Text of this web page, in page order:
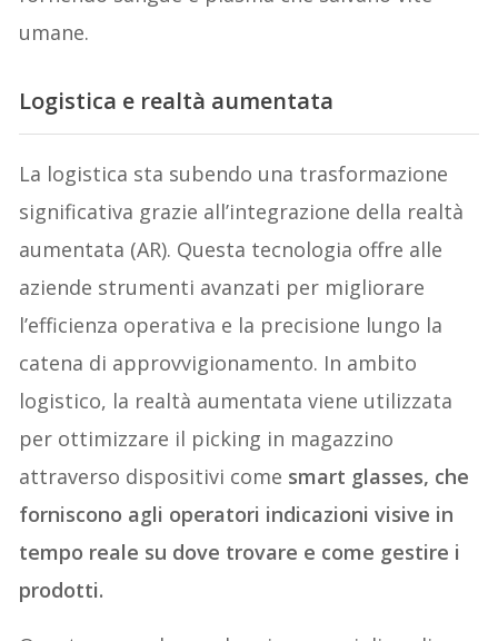
umane.
Logistica e realtà aumentata
La logistica sta subendo una trasformazione
significativa grazie all’integrazione della realtà
aumentata (AR). Questa tecnologia offre alle
aziende strumenti avanzati per migliorare
l’efficienza operativa e la precisione lungo la
catena di approvvigionamento. In ambito
logistico, la realtà aumentata viene utilizzata
per ottimizzare il picking in magazzino
attraverso dispositivi come smart glasses, che
forniscono agli operatori indicazioni visive in
tempo reale su dove trovare e come gestire i
prodotti.